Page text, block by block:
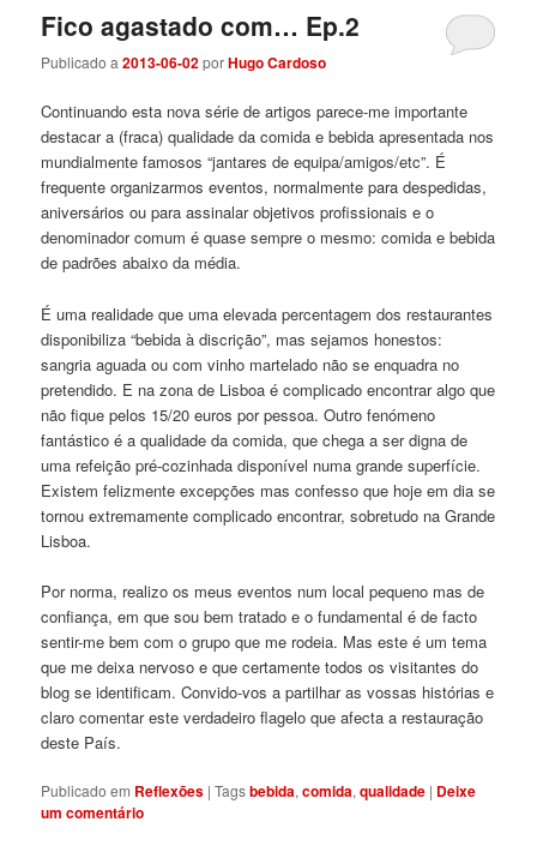
Fico agastado com… Ep.2
Publicado a2013-06-02porHugo Cardoso
Continuando esta nova série de artigos parece-me importante
destacar a (fraca) qualidade da comida e bebida apresentada nos
mundialmente famosos “jantares de equipa/amigos/etc”. É
frequente organizarmos eventos, normalmente para despedidas,
aniversários ou para assinalar objetivos profissionais e o
denominador comum é quase sempre o mesmo: comida e bebida
de padrões abaixo da média.
É uma realidade que uma elevada percentagem dos restaurantes
disponibiliza “bebida à discrição”, mas sejamos honestos:
sangria aguada ou com vinho martelado não se enquadra no
pretendido. E na zona de Lisboa é complicado encontrar algo que
não fique pelos 15/20 euros por pessoa. Outro fenómeno
fantástico é a qualidade da comida, que chega a ser digna de
uma refeição pré-cozinhada disponível numa grande superfície.
Existem felizmente excepções mas confesso que hoje em dia se
tornou extremamente complicado encontrar, sobretudo na Grande
Lisboa.
Por norma, realizo os meus eventos num local pequeno mas de
confiança, em que sou bem tratado e o fundamental é de facto
sentir-me bem com o grupo que me rodeia. Mas este é um tema
que me deixa nervoso e que certamente todos os visitantes do
blog se identificam. Convido-vos a partilhar as vossas histórias e
claro comentar este verdadeiro flagelo que afecta a restauração
deste País.
Publicado em Reflexões |Tagsbebida,comida,qualidade | Deixe
um comentário